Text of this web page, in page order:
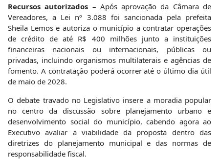
Recursos autorizados – Após aprovação da Câmara de
Vereadores, a Lei nº 3.088 foi sancionada pela prefeita
Sheila Lemos e autoriza o município a contratar operações
de crédito de até R$ 400 milhões junto a instituições
financeiras nacionais ou internacionais, públicas ou
privadas, incluindo organismos multilaterais e agências de
fomento. A contratação poderá ocorrer até o último dia útil
de maio de 2028.
O debate travado no Legislativo insere a moradia popular
no centro da discussão sobre planejamento urbano e
desenvolvimento social do município, cabendo agora ao
Executivo avaliar a viabilidade da proposta dentro das
diretrizes do planejamento municipal e das normas de
responsabilidade fiscal.